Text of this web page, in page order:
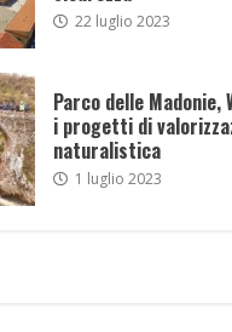
22 luglio 2023
Parco delle Madonie,
i progetti di
naturalistica
1 luglio 2023